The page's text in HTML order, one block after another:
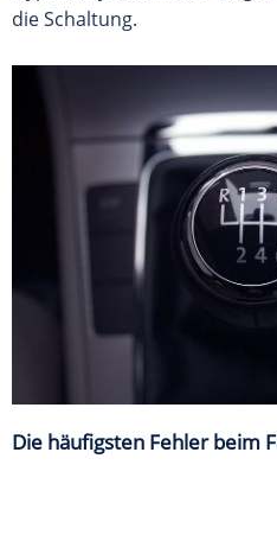
die Schaltung.
Die häufigsten Fehler beim